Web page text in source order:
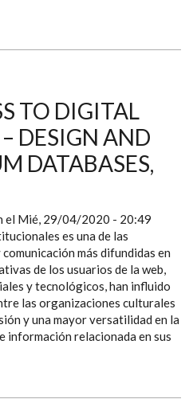
TO DIGITAL
DESIGN AND
DATABASES,
el Mié, 29/04/2020 - 20:49
es una de las
más difundidas en
de los usuarios de la web,
y tecnológicos, han influido
las organizaciones culturales
y una mayor versatilidad en la
información relacionada en sus